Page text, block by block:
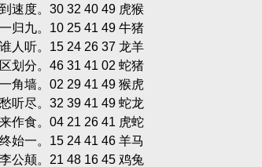
速度。30 32 40 49 虎猴
归九。10 25 41 49 牛猪
人听。15 24 26 37 龙羊
划分。46 31 41 02 蛇猪
角墙。02 29 41 49 猴虎
听尽。32 39 41 49 蛇龙
作食。04 21 26 41 虎蛇
始一。15 24 41 46 羊马
公颠。21 48 16 45 鸡兔